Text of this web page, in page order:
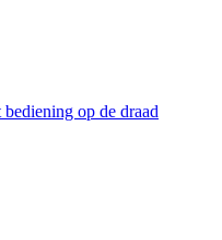
bediening op de draad